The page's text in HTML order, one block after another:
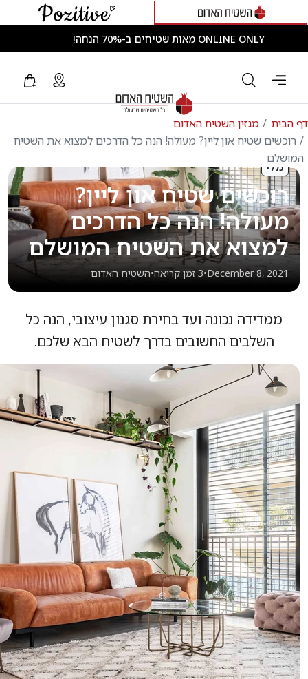
ONLINE ONLY מאות שטיחים ב-70% הנחה!
מגזין השטיח האדום
שטיח און ליין? מעולה! הנה כל הדרכים למצוא את השטיח
שטיח און ליין?
הנה כל הדרכים
את השטיח המושלם
December 8,
•3 זמן קריאה • השטיח האדום
נכונה ועד בחירת סגנון עיצובי, הנה כל
השלבים החשובים בדרך לשטיח הבא שלכם.